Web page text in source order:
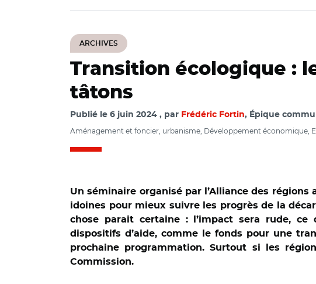
ARCHIVES
Transition écologique :
tâtons
Publié le 6 juin 2024 par Frédéric Fortin, Épique
Aménagement et foncier, urbanisme, Développement économique,
Un séminaire organisé par l’Alliance des
idoines pour mieux suivre les progrès de la
chose parait certaine : l’impact sera rude,
dispositifs d’aide, comme le fonds pour une
prochaine programmation. Surtout si les
Commission.
© European committee of the